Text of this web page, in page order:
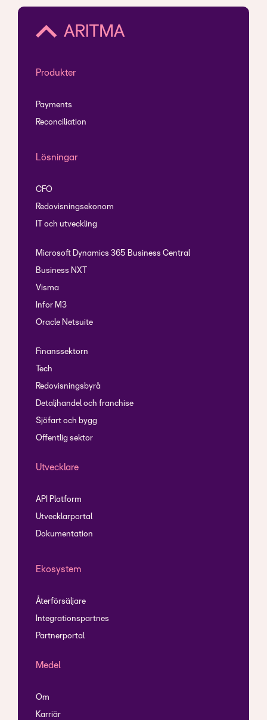
Produkter
Payments
Reconciliation
Lösningar
CFO
Redovisningsekonom
IT och utveckling
Microsoft Dynamics 365 Business Central
Business NXT
Visma
Infor M3
Oracle Netsuite
Finanssektorn
Tech
Redovisningsbyrå
Detaljhandel och franchise
Sjöfart och bygg
Offentlig sektor
Utvecklare
API Platform
Utvecklarportal
Dokumentation
Ekosystem
Återförsäljare
Integrationspartnes
Partnerportal
Medel
Om
Karriär